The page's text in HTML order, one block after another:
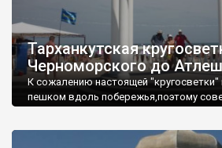
Тарханкутская
Черноморского до
К сожалению настоящей "кругосветки"
пешком вдоль побережья,поэтому